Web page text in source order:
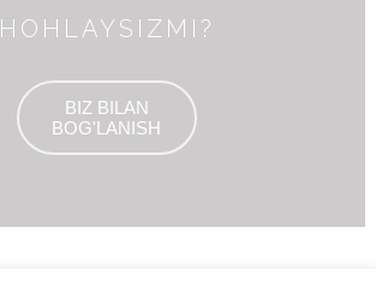
HOHLAYSIZMI?
BIZ BILAN
BOG'LANISH